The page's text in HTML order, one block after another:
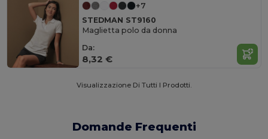
+7
STEDMAN ST9160
Maglietta polo da donna
Da:
8,32 €
Visualizzazione Di Tutti I Prodotti.
Domande Frequenti